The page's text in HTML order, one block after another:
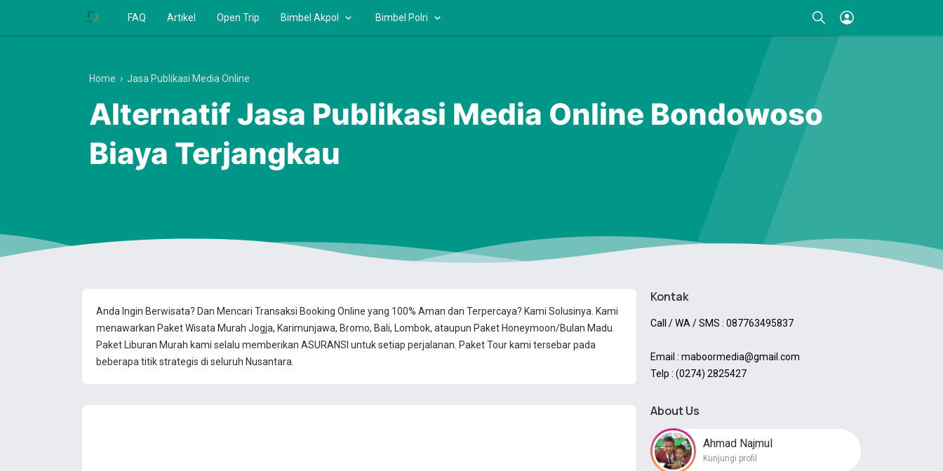
FAQ Artikel Open Trip Bimbel Akpol Bimbel Polri
Anda Ingin Berwisata? Dan Mencari Transaksi Booking Online yang 100% Aman dan Terpercaya? Kami Solusinya. Kami
menawarkan Paket Wisata Murah Jogja, Karimunjawa, Bromo, Bali, Lombok, ataupun Paket Honeymoon/Bulan Madu.
Paket Liburan Murah kami selalu memberikan ASURANSI untuk setiap perjalanan. Paket Tour kami tersebar pada
beberapa titik strategis di seluruh Nusantara.
Home › Jasa Publikasi Media Online
Alternatif Jasa Publikasi Media Online Bondowoso
Biaya Terjangkau
Kontak
Call / WA / SMS : 087763495837
Email : maboormedia@gmail.com
Telp : (0274) 2825427
About Us
Ahmad Najmul
Kunjungi profil